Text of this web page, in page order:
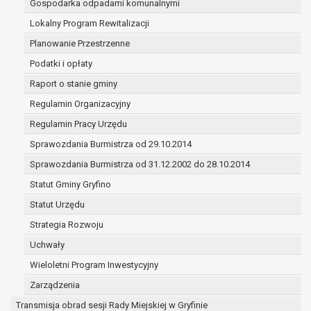
Gospodarka odpadami komunalnymi
Lokalny Program Rewitalizacji
Planowanie Przestrzenne
Podatki i opłaty
Raport o stanie gminy
Regulamin Organizacyjny
Regulamin Pracy Urzędu
Sprawozdania Burmistrza od 29.10.2014
Sprawozdania Burmistrza od 31.12.2002 do 28.10.2014
Statut Gminy Gryfino
Statut Urzędu
Strategia Rozwoju
Uchwały
Wieloletni Program Inwestycyjny
Zarządzenia
Transmisja obrad sesji Rady Miejskiej w Gryfinie
(merytorycznych), a także obowiązków i
zadań zleconych przez instytucje
nadrzędne wobec Gminy;
zawarcia i realizacji umów;
ochrony żywotnych interesów osoby, której
dane dotyczą, lub innej osoby fizycznej;
wykonania zadania realizowanego w
interesie publicznym lub w ramach
sprawowania władzy publicznej
powierzonej administratorowi;
w pozostałych przypadkach dane osobowe
przetwarzane są wyłącznie na podstawie
wcześniej udzielonej zgody w zakresie i celu
określonym w treści zgody.
W związku z przetwarzaniem danych w celu
wskazanym w pkt. 3, dane osobowe mogą być
udostępniane innym upoważnionym odbiorcom lub
kategoriom odbiorców danych osobowych.
Odbiorcami mogą być:
podmioty, które przetwarzają dane